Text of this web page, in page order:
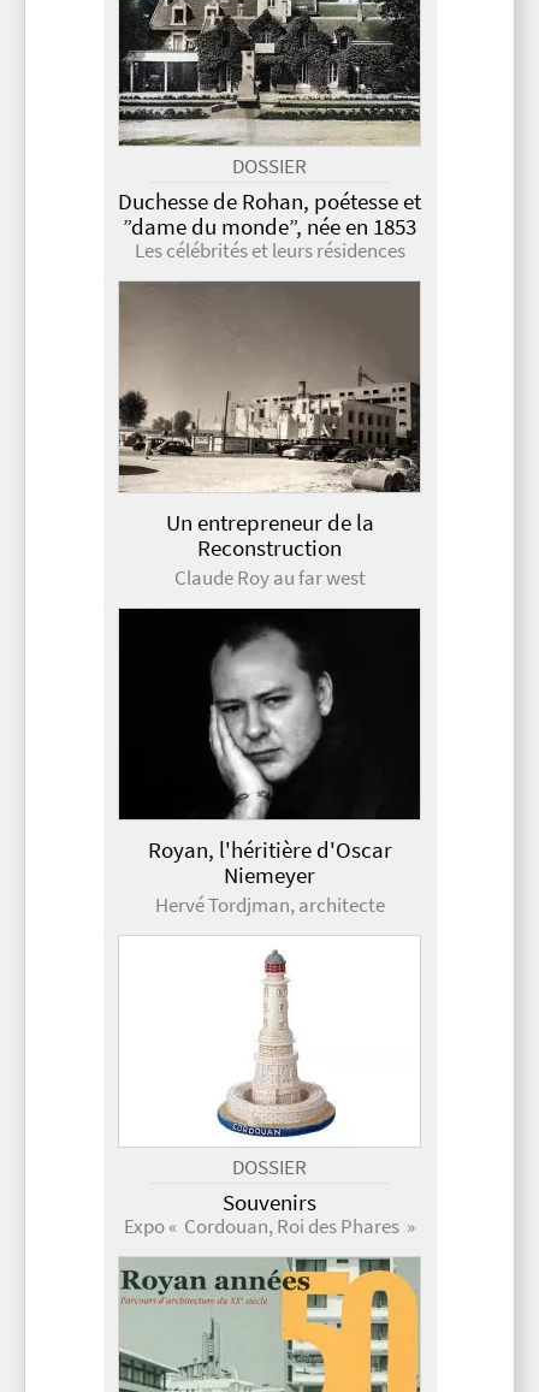
DOSSIER
Duchesse de Rohan, poétesse et
”dame du monde”, née en 1853
Les célébrités et leurs résidences
Un entrepreneur de la
Reconstruction
Claude Roy au far west
Royan, l'héritière d'Oscar
Niemeyer
Hervé Tordjman, architecte
DOSSIER
Souvenirs
Expo « Cordouan, Roi des Phares »